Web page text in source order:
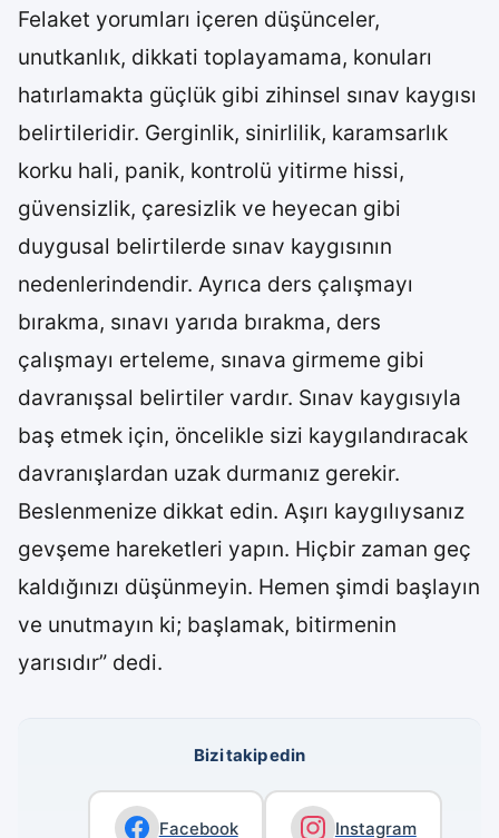
Felaket yorumları içeren düşünceler,
unutkanlık, dikkati toplayamama, konuları
hatırlamakta güçlük gibi zihinsel sınav kaygısı
belirtileridir. Gerginlik, sinirlilik, karamsarlık
korku hali, panik, kontrolü yitirme hissi,
güvensizlik, çaresizlik ve heyecan gibi
duygusal belirtilerde sınav kaygısının
nedenlerindendir. Ayrıca ders çalışmayı
bırakma, sınavı yarıda bırakma, ders
çalışmayı erteleme, sınava girmeme gibi
davranışsal belirtiler vardır. Sınav kaygısıyla
baş etmek için, öncelikle sizi kaygılandıracak
davranışlardan uzak durmanız gerekir.
Beslenmenize dikkat edin. Aşırı kaygılıysanız
gevşeme hareketleri yapın. Hiçbir zaman geç
kaldığınızı düşünmeyin. Hemen şimdi başlayın
ve unutmayın ki; başlamak, bitirmenin
yarısıdır” dedi.
Bizi takip edin
Facebook Instagram